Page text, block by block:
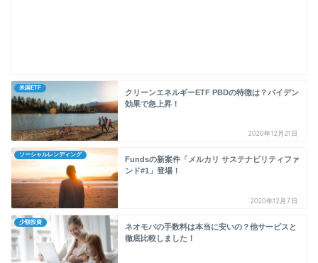
米国ETF
クリーンエネルギーETF PBDの特徴は？バイデン
効果で急上昇！
2020年12月21日
ソーシャルレンディング
Fundsの新案件「メルカリ サステナビリティファ
ンド#1」登場！
2020年12月7日
少額投資
ネオモバの手数料は本当に安いの？他サービスと
徹底比較しました！